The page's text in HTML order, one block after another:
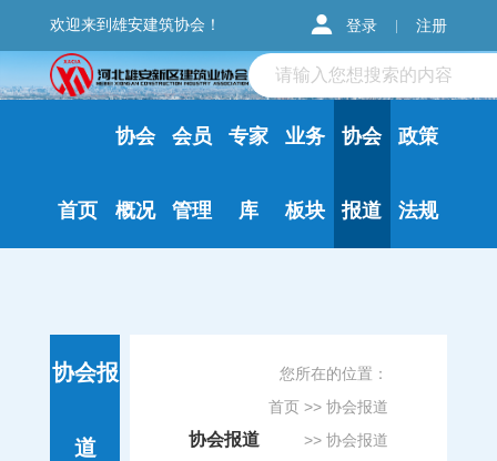
欢迎来到雄安建筑协会！ 登录 注册
首页
协会
概况
会员
管理
专家
库
业务
板块
协会
报道
政策
法规
协会报
道 协会报道
您所在的位置：
首页 >>协会报道
>>协会报道